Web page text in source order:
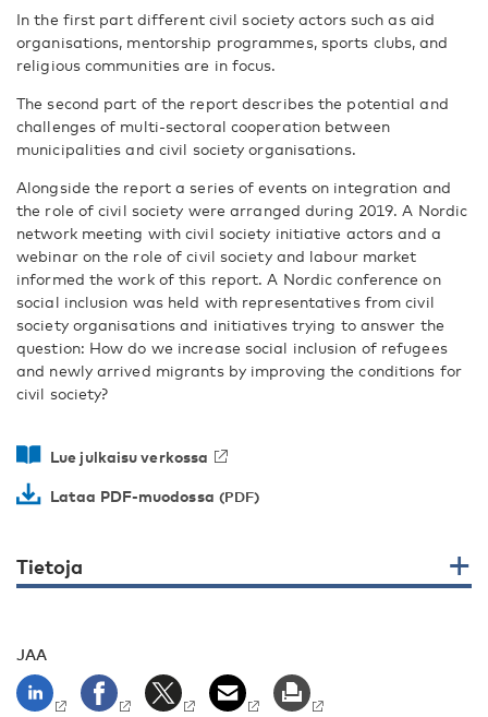
In the first part different civil society actors such as aid
organisations, mentorship programmes, sports clubs, and
religious communities are in focus.
The second part of the report describes the potential and
challenges of multi-sectoral cooperation between
municipalities and civil society organisations.
Alongside the report a series of events on integration and
the role of civil society were arranged during 2019. A Nordic
network meeting with civil society initiative actors and a
webinar on the role of civil society and labour market
informed the work of this report. A Nordic conference on
social inclusion was held with representatives from civil
society organisations and initiatives trying to answer the
question: How do we increase social inclusion of refugees
and newly arrived migrants by improving the conditions for
civil society?
Lue julkaisu verkossa
Lataa PDF-muodossa
Tietoja
JAA